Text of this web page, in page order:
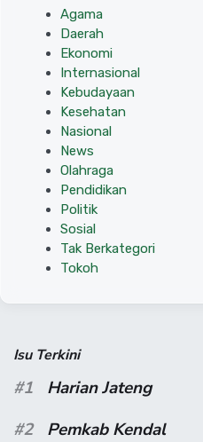
Agama
Daerah
Ekonomi
Internasional
Kebudayaan
Kesehatan
Nasional
News
Olahraga
Pendidikan
Politik
Sosial
Tak Berkategori
Tokoh
Isu Terkini
#1
Harian Jateng
#2
Pemkab Kendal